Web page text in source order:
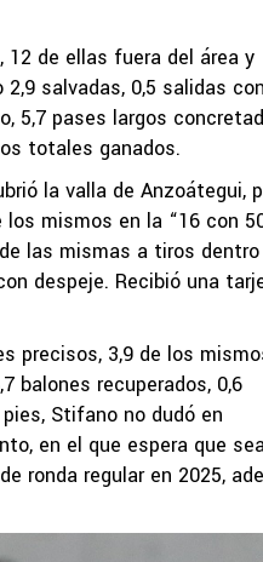
12 de ellas fuera del área y
salvadas, 0,5 salidas
5,7 pases largos
totales ganados.
la valla de Anzoátegui,
mismos en la “16 con
las mismas a tiros
despeje. Recibió una
precisos, 3,9 de los
balones recuperados, 0,6
Stifano no dudó en
en el que espera que
ronda regular en 2025,